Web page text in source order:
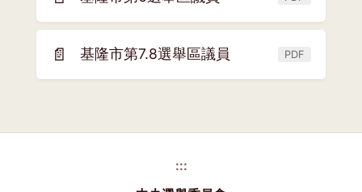
視
窗)
(另
開
新
視
窗)
📄 基隆市第7.8選舉區議員 PDF
(另
開
:::